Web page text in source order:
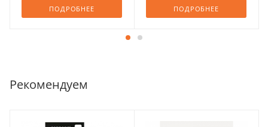
ПОДРОБНЕЕ ПОДРОБНЕЕ
Рекомендуем